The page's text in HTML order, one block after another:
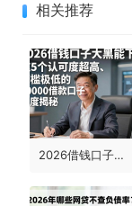
相关推荐
2026借钱口子大黑能下！这5个认可度超高、门槛极低的50000借款口子深度揭秘